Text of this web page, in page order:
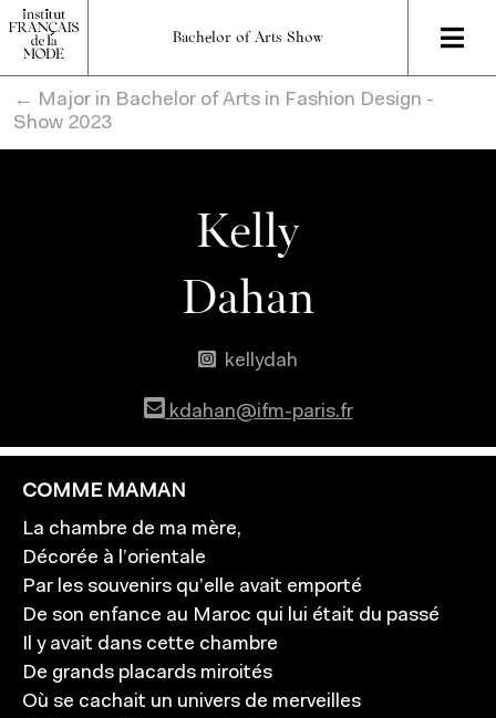
Bachelor of Arts Show
← Major in Bachelor of Arts in Fashion Design -
Show 2023
Kelly
Dahan
kellydah
kdahan@ifm-paris.fr
COMME MAMAN
La chambre de ma mère,
Décorée à l’orientale
Par les souvenirs qu’elle avait emporté
De son enfance au Maroc qui lui était du passé
Il y avait dans cette chambre
De grands placards miroités
Où se cachait un univers de merveilles